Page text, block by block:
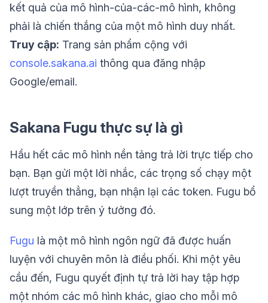
kết quả của mô hình-của-các-mô hình, không
phải là chiến thắng của một mô hình duy nhất.
Truy cập: Trang sản phẩm cộng với
console.sakana.ai thông qua đăng nhập
Google/email.
Sakana Fugu thực sự là gì
Hầu hết các mô hình nền tảng trả lời trực tiếp cho
bạn. Bạn gửi một lời nhắc, các trọng số chạy một
lượt truyền thẳng, bạn nhận lại các token. Fugu bổ
sung một lớp trên ý tưởng đó.
Fugu là một mô hình ngôn ngữ đã được huấn
luyện với chuyên môn là điều phối. Khi một yêu
cầu đến, Fugu quyết định tự trả lời hay tập hợp
một nhóm các mô hình khác, giao cho mỗi mô